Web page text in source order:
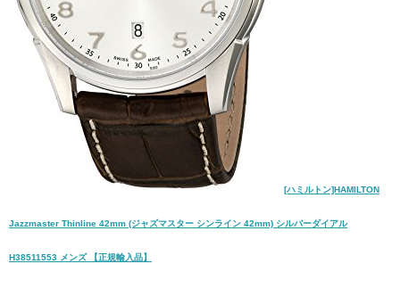
[ハミルトン]HAMILTON
Jazzmaster Thinline 42mm (ジャズマスター シンライン 42mm) シルバーダイアル
H38511553 メンズ 【正規輸入品】